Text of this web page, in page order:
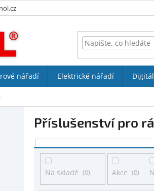
nářadí Elektrické nářadí
Příslušenství pro
Na skladě 0 Akce 0
V